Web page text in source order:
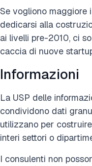
Se vogliono maggiore
dedicarsi alla
ai livelli pre-2010, ci
caccia di nuove
Informazioni
La USP delle
condividono dati
utilizzano per
interi settori o
I consulenti non